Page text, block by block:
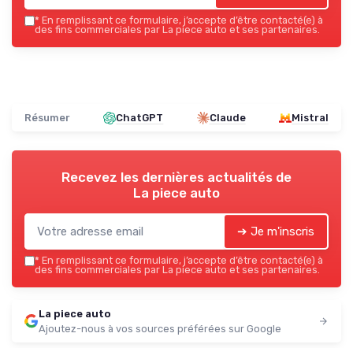
* En remplissant ce formulaire, j’accepte d’être contacté(e) à
des fins commerciales par La piece auto et ses partenaires.
Résumer ChatGPT Claude Mistral
Recevez les dernières actualités de
La piece auto
➔ Je m'inscris
* En remplissant ce formulaire, j’accepte d’être contacté(e) à
des fins commerciales par La piece auto et ses partenaires.
La piece auto
Ajoutez-nous à vos sources préférées sur Google